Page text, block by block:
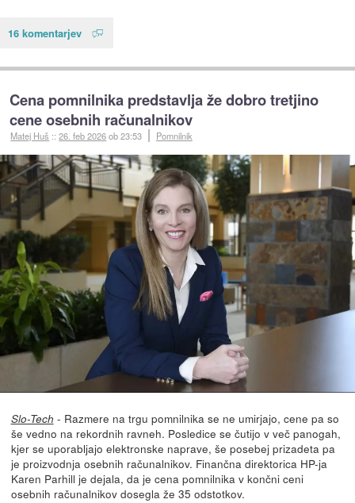
16 komentarjev
Cena pomnilnika predstavlja že dobro tretjino
cene osebnih računalnikov
Matej Huš ::26. feb 2026ob 23:53 Pomnilnik
Slo-Tech - Razmere na trgu pomnilnika se ne umirjajo, cene pa so
še vedno na rekordnih ravneh. Posledice se čutijo v več panogah,
kjer se uporabljajo elektronske naprave, še posebej prizadeta pa
je proizvodnja osebnih računalnikov. Finančna direktorica HP-ja
Karen Parhill je dejala, da je cena pomnilnika v končni ceni
osebnih računalnikov dosegla že 35 odstotkov.